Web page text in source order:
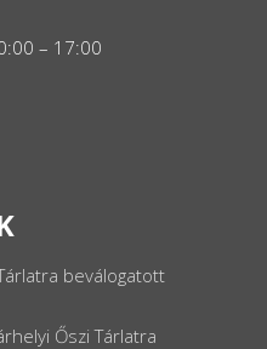
– 17:00
beválogatott
Őszi Tárlatra